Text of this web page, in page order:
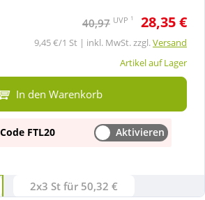
40,97 UVP 1 28,35 €
9,45 €/1 St | inkl. MwSt. zzgl.Versand
Artikel auf Lager
In den Warenkorb
Code FTL20 Aktivieren
2x3 St für 50,32 €